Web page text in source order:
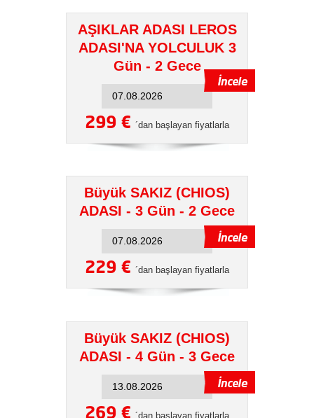
AŞIKLAR ADASI LEROS
ADASI'NA YOLCULUK 3
Gün - 2 Gece
299 € ´dan başlayan fiyatlarla
Büyük SAKIZ (CHIOS)
ADASI - 3 Gün - 2 Gece
229 € ´dan başlayan fiyatlarla
Büyük SAKIZ (CHIOS)
ADASI - 4 Gün - 3 Gece
269 € ´dan başlayan fiyatlarla